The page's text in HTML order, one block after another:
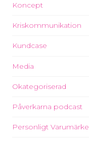
Koncept
Kriskommunikation
Kundcase
Media
Okategoriserad
Påverkarna podcast
Personligt Varumärke